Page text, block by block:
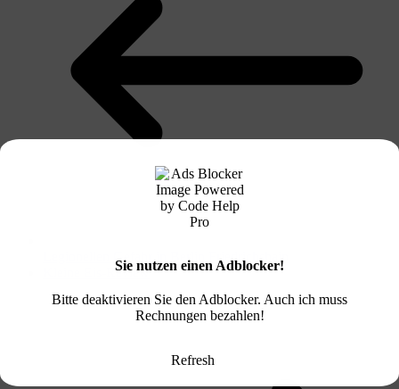
Legionellen Gefahr in Berlin Friedrichshain
Kleine Eis-Review
Sie nutzen einen Adblocker!
Bitte deaktivieren Sie den Adblocker. Auch ich muss
Rechnungen bezahlen!
Refresh